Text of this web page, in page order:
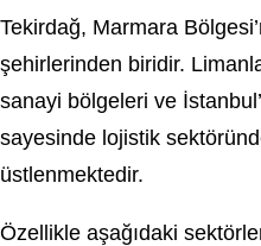
Tekirdağ, Marmara
şehirlerinden biridir.
sanayi bölgeleri ve
sayesinde lojistik
üstlenmektedir.
Özellikle aşağıdaki